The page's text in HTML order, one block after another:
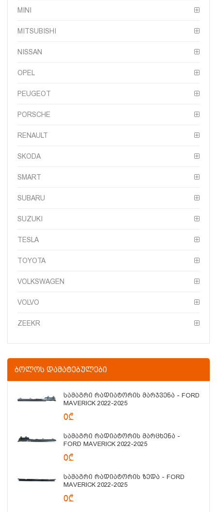
MINI
MITSUBISHI
NISSAN
OPEL
PEUGEOT
PORSCHE
RENAULT
SKODA
SMART
SUBARU
SUZUKI
TESLA
TOYOTA
VOLKSWAGEN
VOLVO
ZEEKR
ᲑᲝᲚᲝᲡ ᲓᲐᲛᲐᲢᲔᲑᲣᲚᲔᲑᲘ
Სამაგრი Რადიატორის Მარჯვენა - FORD
MAVERICK 2022-2025
0₾
Სამაგრი Რადიატორის Მარცხენა -
FORD MAVERICK 2022-2025
0₾
Სამაგრი Რადიატორის Ზედა - FORD
MAVERICK 2022-2025
0₾